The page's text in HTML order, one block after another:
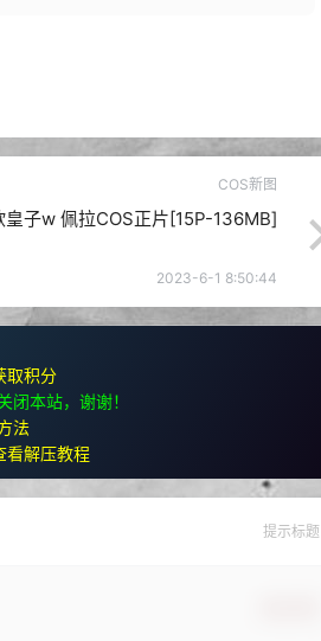
COS新图
皇子w 佩拉COS正片[15P-136MB]
2023-6-1 8:50:44
取积分
本站，谢谢！
法
看解压教程
提示标题